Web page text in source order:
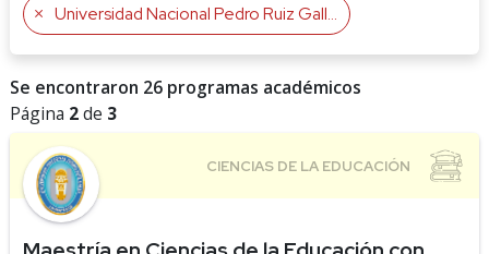
Universidad Nacional Pedro Ruiz Gallo
Se encontraron 26 programas académicos
Página 2de 3